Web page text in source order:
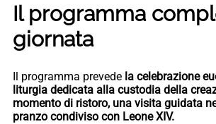
Il programma
giornata
Il programma prevede la celebrazione
liturgia dedicata alla custodia della
momento di ristoro, una visita guidata
pranzo condiviso con Leone XIV.